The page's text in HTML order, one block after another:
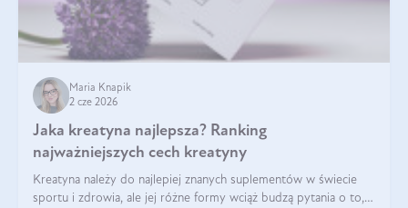
Maria Knapik
2 cze 2026
Jaka kreatyna najlepsza? Ranking
najważniejszych cech kreatyny
Kreatyna należy do najlepiej znanych suplementów w świecie
sportu i zdrowia, ale jej różne formy wciąż budzą pytania o to,